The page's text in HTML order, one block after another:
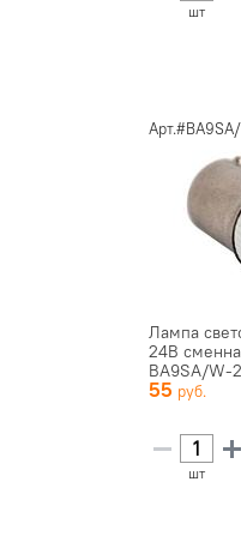
шт
Лампа
24В
BA9SA/W-
55
шт